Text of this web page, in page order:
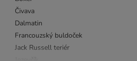
Čivava
Dalmatin
Francouzský buldoček
Jack Russell teriér